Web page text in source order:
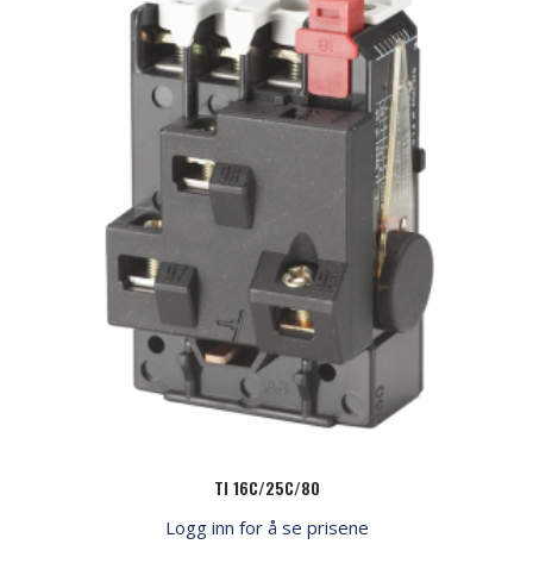
TI 16C/25C/80
Logg inn for å se prisene